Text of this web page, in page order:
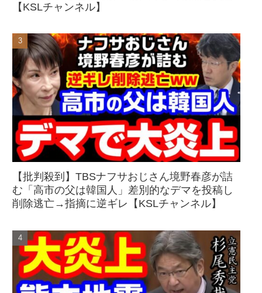
【KSLチャンネル】
【批判殺到】TBSナフサおじさん境野春彦が詰
む「高市の父は韓国人」差別的なデマを投稿し
削除逃亡→指摘に逆ギレ【KSLチャンネル】